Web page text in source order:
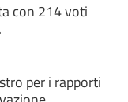
con 214 voti
per i rapporti